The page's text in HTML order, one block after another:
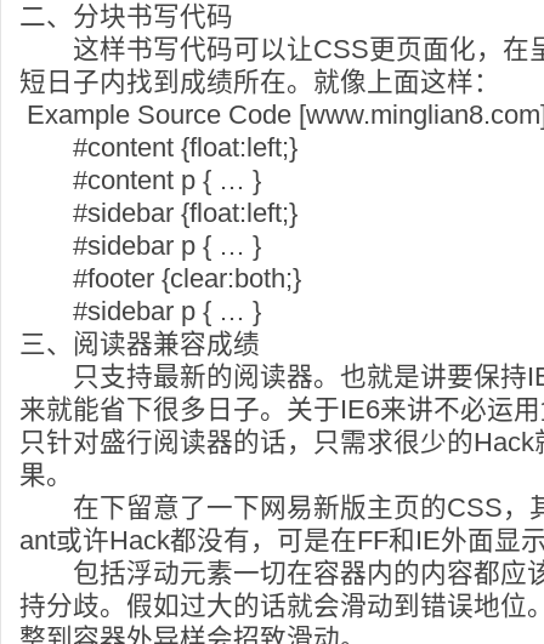
二、分块书写代码
这样书写代码可以让CSS更页面化，在
短日子内找到成绩所在。就像上面这样：
Example Source Code
#content {float:left;}
#content p { … }
#sidebar {float:left;}
#sidebar p { … }
#footer {clear:both;}
#sidebar p { … }
三、阅读器兼容成绩
只支持最新的阅读器。也就是讲要保持
来就能省下很多日子。关于IE6来讲不必运
只针对盛行阅读器的话，只需求很少的
果。
在下留意了一下网易新版主页的CSS，
ant或许Hack都没有，可是在FF和IE外面显
包括浮动元素一切在容器内的内容都应
持分歧。假如过大的话就会滑动到错误地位